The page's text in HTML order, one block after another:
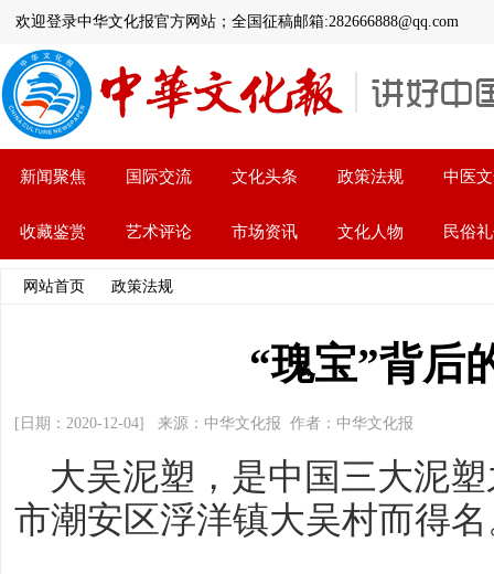
欢迎登录中华文化报官方网站；全国征稿邮箱:282666888@qq.com
新闻聚焦 国际交流 文化头条 政策法规 中医
收藏鉴赏 艺术评论 市场资讯 文化人物 民俗
网站首页 政策法规
“瑰宝”背后
[日期：2020-12-04] 来源：中华文化报 作者：中华文化报
大吴泥塑，是中国三大泥
市潮安区浮洋镇大吴村而得